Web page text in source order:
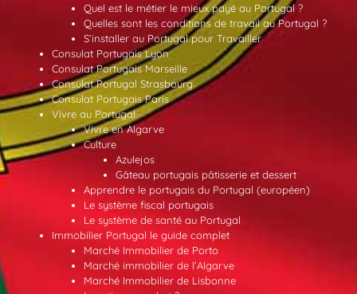
Quel est le métier le mieux payé au Portugal ?
Quelles sont les conditions de travail au Portugal ?
S’installer au Portugal pour Travailler
Consulat Portugais Lyon
Consulat Portugais Marseille
Consulat Portugal Strasbourg
Consulat Portugais Paris
Vivre au Portugal
Vivre en Algarve
Culture
Azulejos
Gâteau portugais pâtisserie et dessert
Apprendre le portugais du Portugal (européen)
Le système fiscal portugais
Le système de santé au Portugal
Immobilier Portugal le guide complet
Marché Immobilier de Porto
Marché immobilier de l’Algarve
Marché Immobilier de Lisbonne